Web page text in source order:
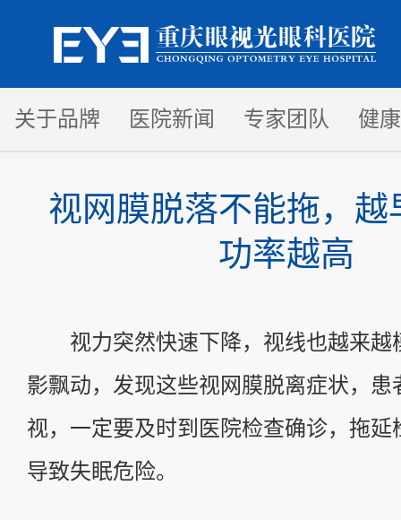
关于品牌 医院新闻 专家团队 健
视网膜脱落不能拖，越
功率越高
视力突然快速下降，视线也越来越
影飘动，发现这些视网膜脱离症状，患
视，一定要及时到医院检查确诊，拖延
导致失眠危险。